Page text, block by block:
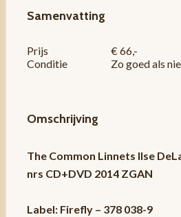
Samenvatting
Prijs
€ 66,-
Conditie
Zo goed als
Omschrijving
The Common Linnets Ilse
nrs CD+DVD 2014 ZGAN
Label: Firefly – 378 038-9